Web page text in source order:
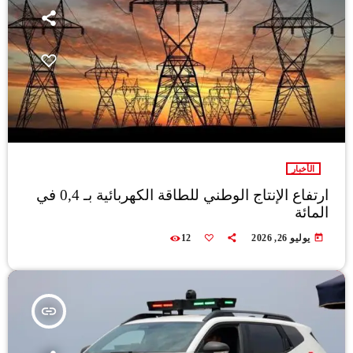
الأخبار
ارتفاع الإنتاج الوطني للطاقة الكهربائية بـ 0,4 في
المائة
today يوليو 26, 2026 12
insert_link